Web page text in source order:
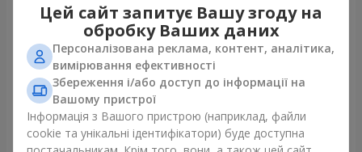
Червона троянда
(поштучно)
Замовити
Рожева троянда (поштучно)
Замовити
Цей сайт запитує Вашу згоду на
обробку Ваших даних
Персоналізована реклама, контент, аналітика,
вимірювання ефективності
Збереження і/або доступ до інформації на
Вашому пристрої
Інформація з Вашого пристрою (наприклад, файли
cookie та унікальні ідентифікатори) буде доступна